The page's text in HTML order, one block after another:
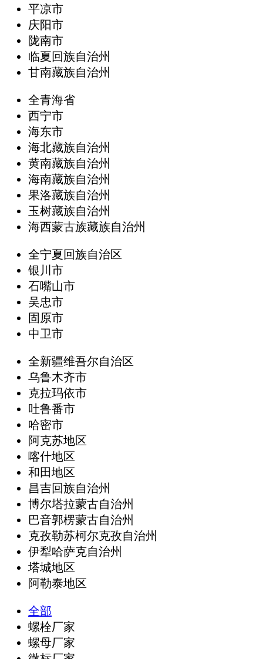
平凉市
庆阳市
陇南市
临夏回族自治州
甘南藏族自治州
全青海省
西宁市
海东市
海北藏族自治州
黄南藏族自治州
海南藏族自治州
果洛藏族自治州
玉树藏族自治州
海西蒙古族藏族自治州
全宁夏回族自治区
银川市
石嘴山市
吴忠市
固原市
中卫市
全新疆维吾尔自治区
乌鲁木齐市
克拉玛依市
吐鲁番市
哈密市
阿克苏地区
喀什地区
和田地区
昌吉回族自治州
博尔塔拉蒙古自治州
巴音郭楞蒙古自治州
克孜勒苏柯尔克孜自治州
伊犁哈萨克自治州
塔城地区
阿勒泰地区
全部
螺栓厂家
螺母厂家